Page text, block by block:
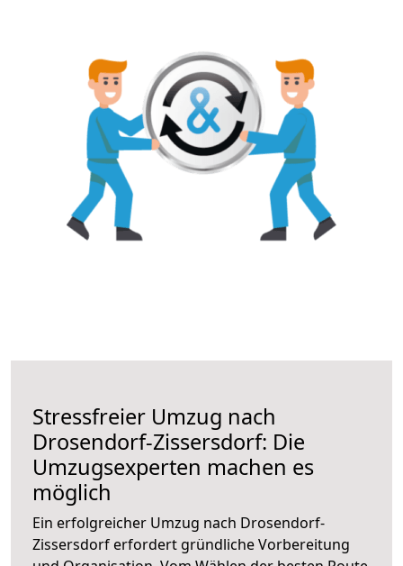
Stressfreier Umzug nach
Drosendorf-Zissersdorf: Die
Umzugsexperten machen es
möglich
Ein erfolgreicher Umzug nach Drosendorf-
Zissersdorf erfordert gründliche Vorbereitung